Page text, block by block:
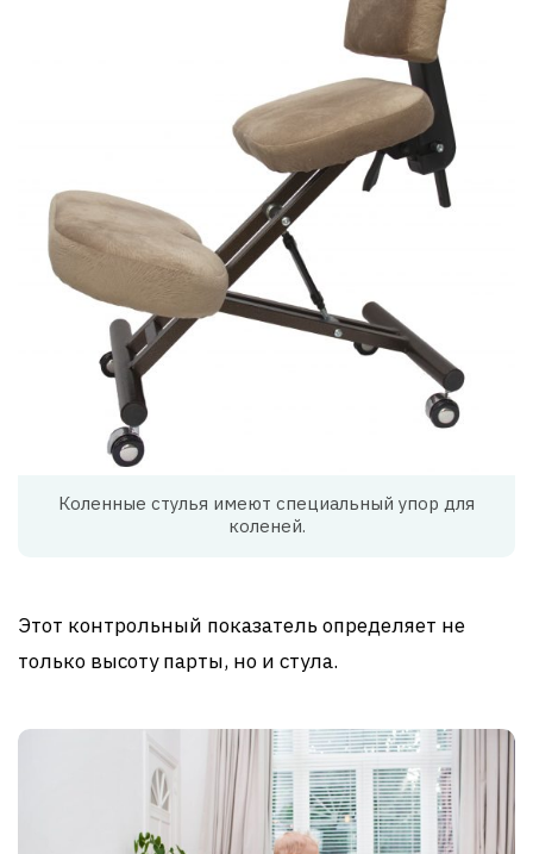
Коленные стулья имеют специальный упор для
коленей.
Этот контрольный показатель определяет не
только высоту парты, но и стула.